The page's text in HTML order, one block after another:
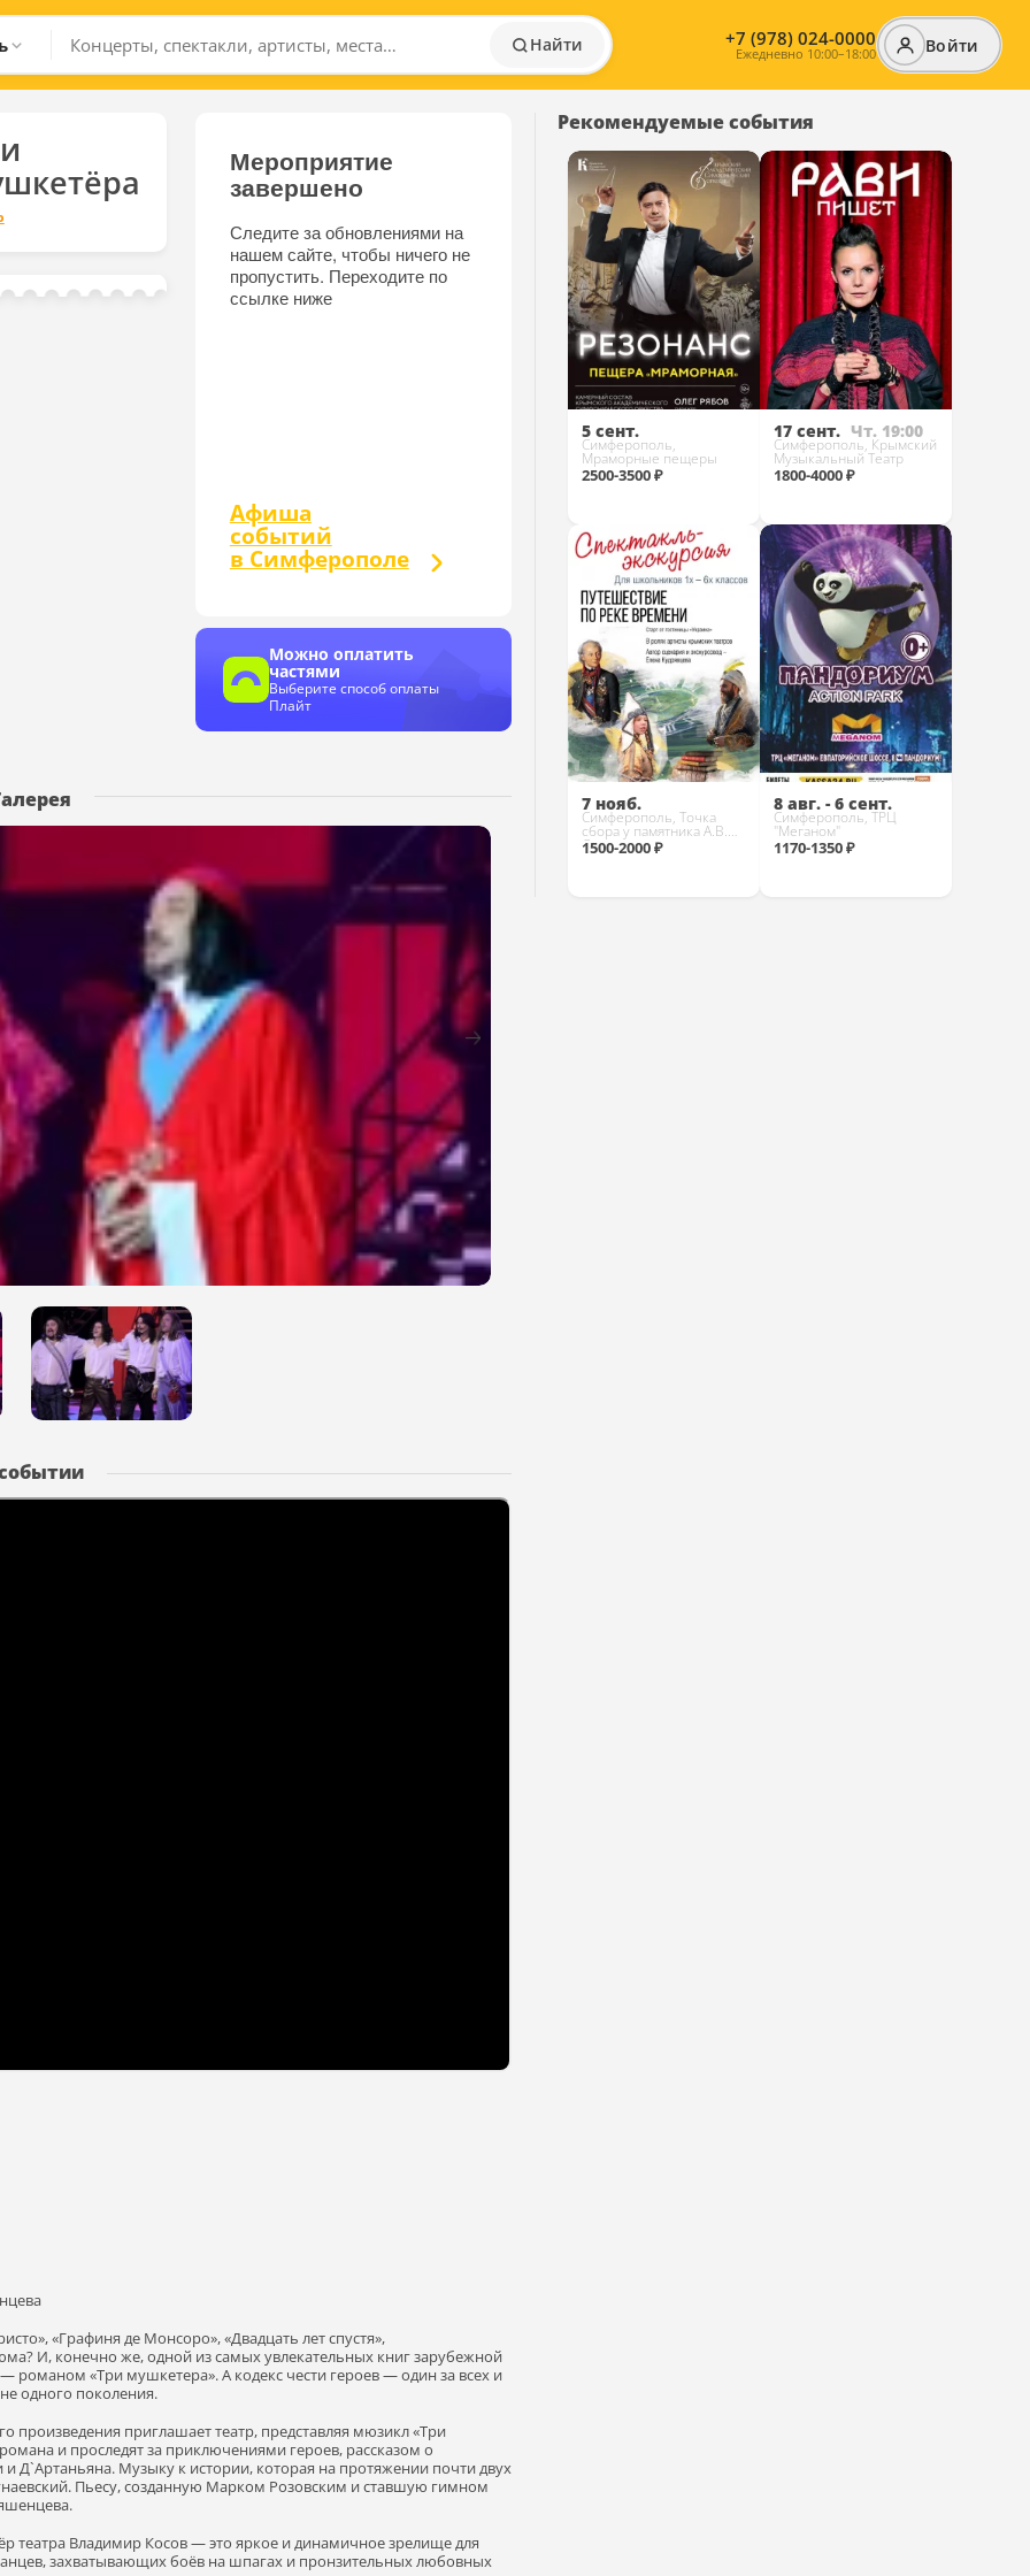
Найти +7 (978) 024-0000
Ежедневно 10:00–18:00 Войти
Мероприятие
завершено
Следите за обновлениями на
нашем сайте, чтобы ничего не
пропустить. Переходите по
ссылке ниже
Афиша
событий
в Симферополе
Можно оплатить
частями
Выберите способ оплаты
Плайт
«Графиня де Монсоро», «Двадцать лет спустя»,
И, конечно же, одной из самых увлекательных книг зарубежной
«Три мушкетера». А кодекс чести героев — один за всех и
одного поколения.
произведения приглашает театр, представляя мюзикл «Три
и проследят за приключениями героев, рассказом о
Д`Артаньяна. Музыку к истории, которая на протяжении почти двух
Пьесу, созданную Марком Розовским и ставшую гимном
театра Владимир Косов — это яркое и динамичное зрелище для
захватывающих боёв на шпагах и пронзительных любовных
Рекомендуемые события
5 сент.
Симферополь,
Мраморные пещеры
2500-3500 ₽
Купить
17 сент. Чт. 19:00
Симферополь, Крымский
Музыкальный Театр
1800-4000 ₽
Купить
7 нояб.
Симферополь, Точка
сбора у памятника А.В.
Суворову
1500-2000 ₽
8 авг. - 6 сент.
Симферополь, ТРЦ
"Меганом"
1170-1350 ₽